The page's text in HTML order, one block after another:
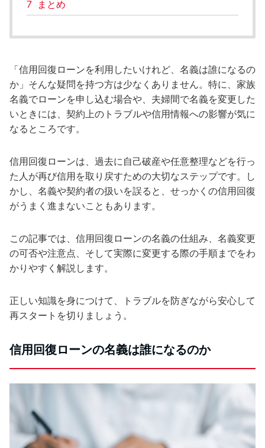
7 まとめ
「信用回復ローンを利用したいけれど、名義は誰になるの
か」そんな疑問を持つ方は少なくありません。特に、家族
名義でローンを申し込む場合や、夫婦間で名義を変更した
いときには、契約上のトラブルや信用情報への影響が気に
なるところです。
信用回復ローンは、過去に自己破産や任意整理などを行っ
た人が再び信用を取り戻すための大切なステップです。し
かし、名義や契約者の扱いを誤ると、せっかくの信用回復
がうまく進まないこともあります。
この記事では、信用回復ローンの名義の仕組み、名義変更
の可否や注意点、そして実際に変更する際の手順までをわ
かりやすく解説します。
正しい知識を身につけて、トラブルを防ぎながら安心して
再スタートを切りましょう。
信用回復ローンの名義は誰になるのか